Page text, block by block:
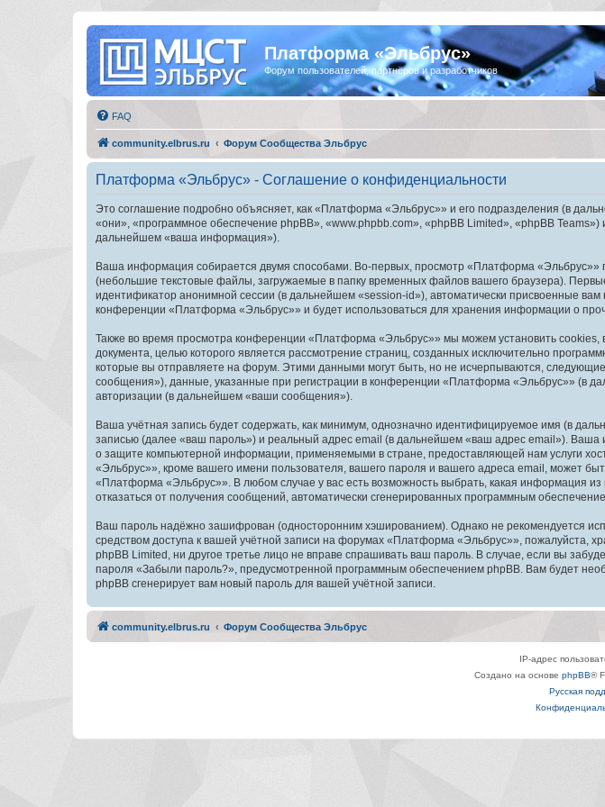
Платформа «Эльбрус»
Форум пользователей, партнёров и разработчиков
FAQ
community.elbrus.ru Форум Сообщества Эльбрус
Платформа «Эльбрус» - Соглашение о конфиденциальности
Это соглашение подробно объясняет, как «Платформа «Эльбрус»» и его подразделения (в
«они», «программное обеспечение phpBB», «www.phpbb.com», «phpBB Limited», «phpBB
дальнейшем «ваша информация»).
Ваша информация собирается двумя способами. Во-первых, просмотр «Платформа
(небольшие текстовые файлы, загружаемые в папку временных файлов вашего браузера).
идентификатор анонимной сессии (в дальнейшем «session-id»), автоматически присвоенные
конференции «Платформа «Эльбрус»» и будет использоваться для хранения информации о
Также во время просмотра конференции «Платформа «Эльбрус»» мы можем установить
документа, целью которого является рассмотрение страниц, созданных исключительно
которые вы отправляете на форум. Этими данными могут быть, но не исчерпываются,
сообщения»), данные, указанные при регистрации в конференции «Платформа «Эльбрус»» (в
авторизации (в дальнейшем «ваши сообщения»).
Ваша учётная запись будет содержать, как минимум, однозначно идентифицируемое имя (в
записью (далее «ваш пароль») и реальный адрес email (в дальнейшем «ваш адрес email»).
о защите компьютерной информации, применяемыми в стране, предоставляющей нам услуги
«Эльбрус»», кроме вашего имени пользователя, вашего пароля и вашего адреса email, может
«Платформа «Эльбрус»». В любом случае у вас есть возможность выбрать, какая информация
отказаться от получения сообщений, автоматически сгенерированных программным
Ваш пароль надёжно зашифрован (односторонним хэшированием). Однако не рекомендуется
средством доступа к вашей учётной записи на форумах «Платформа «Эльбрус»», пожалуйста,
phpBB Limited, ни другое третье лицо не вправе спрашивать ваш пароль. В случае, если вы
пароля «Забыли пароль?», предусмотренной программным обеспечением phpBB. Вам будет
phpBB сгенерирует вам новый пароль для вашей учётной записи.
community.elbrus.ru Форум Сообщества Эльбрус
IP-адрес
Создано на основе phpBB®
Русская